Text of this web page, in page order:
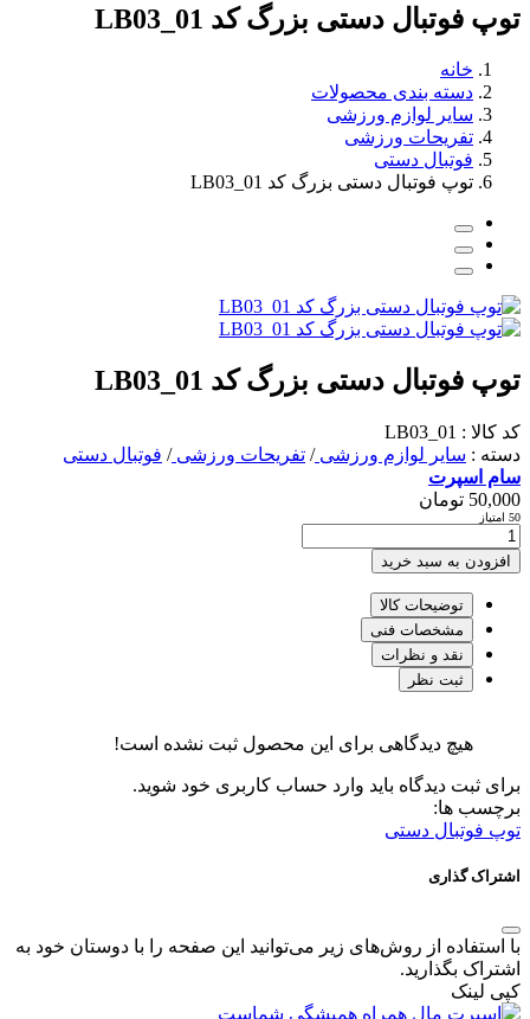
توپ فوتبال دستی بزرگ کد LB03_01
خانه
دسته بندی محصولات
سایر لوازم ورزشی
تفریحات ورزشی
فوتبال دستی
توپ فوتبال دستی بزرگ کد LB03_01
توپ فوتبال دستی بزرگ کد LB03_01
کد کالا : LB03_01
دسته : سایر لوازم ورزشی/ تفریحات ورزشی/ فوتبال دستی
سام اسپرت
50,000 تومان
50 امتیاز
افزودن به سبد خرید
توضیحات کالا
مشخصات فنی
نقد و نظرات
ثبت نظر
هیچ دیدگاهی برای این محصول ثبت نشده است!
برای ثبت دیدگاه باید وارد حساب کاربری خود شوید.
برچسب ها:
توپ فوتبال دستی
اشتراک گذاری
با استفاده از روش‌های زیر می‌توانید این صفحه را با دوستان خود به
اشتراک بگذارید.
کپی لینک